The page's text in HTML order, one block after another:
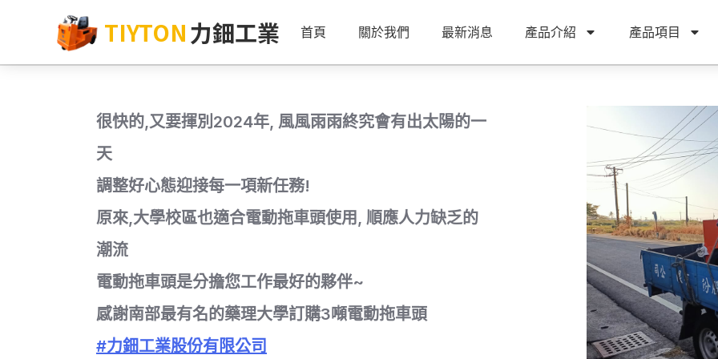
TIYTON力鈿工業 首頁 關於我們 最新消息 產品介紹 產品項目
很快的,又要揮別2024年, 風風雨雨終究會有出太陽的一
天
調整好心態迎接每一項新任務!
原來,大學校區也適合電動拖車頭使用, 順應人力缺乏的
潮流
電動拖車頭是分擔您工作最好的夥伴~
感謝南部最有名的藥理大學訂購3噸電動拖車頭
#力鈿工業股份有限公司